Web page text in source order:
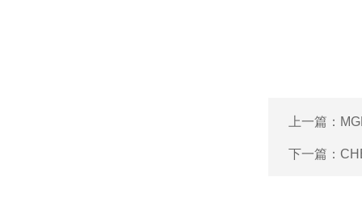
上一篇：
下一篇：